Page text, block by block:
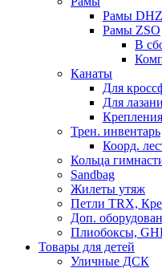
Рамы DHZ
Рамы ZSO
В
Канаты
Для
Для
Трен. инвентарь
Коорд.
Кольца
Sandbag
Жилеты утяж
Петли TRX,
Доп.
Плиобоксы,
Товары для детей
Уличные ДСК